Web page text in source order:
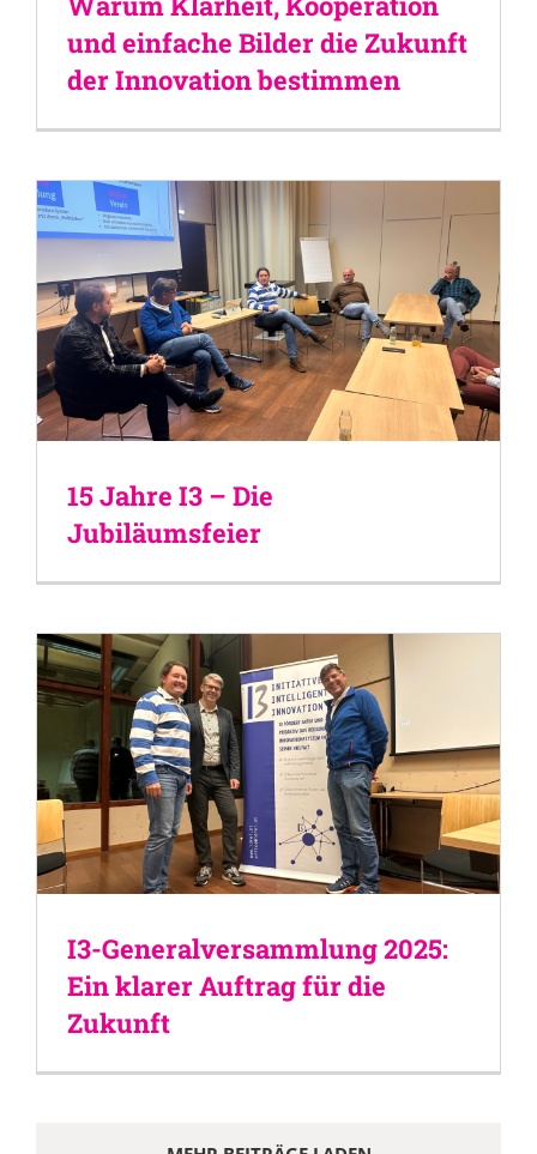
und einfache Bilder die Zukunft
der Innovation bestimmen
15 Jahre I3 – Die
Jubiläumsfeier
I3-Generalversammlung 2025:
Ein klarer Auftrag für die
Zukunft